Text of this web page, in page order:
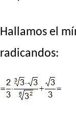
Hallamos el
radicandos: